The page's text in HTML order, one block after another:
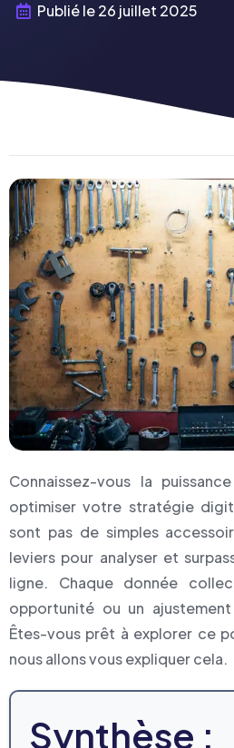
Publié le26 juillet 2025
Connaissez-vous la
optimiser votre stratégie
sont pas de simples
leviers pour analyser et
ligne. Chaque donnée
opportunité ou un
Êtes-vous prêt à explorer ce
nous allons vous expliquer cela.
Synthèse :